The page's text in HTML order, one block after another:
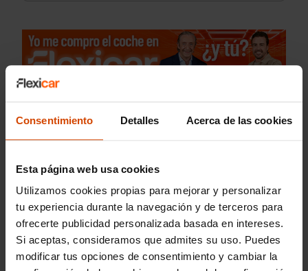
Consentimiento Detalles Acerca de las cookies
Esta página web usa cookies
Utilizamos cookies propias para mejorar y personalizar
tu experiencia durante la navegación y de terceros para
ofrecerte publicidad personalizada basada en intereses.
Si aceptas, consideramos que admites su uso. Puedes
modificar tus opciones de consentimiento y cambiar la
Guardar búsqueda
¡Guarda tu búsqueda!
¿No encuentras el coche que necesitas?
Te avisamos cuando lo tengamos.
Coches BMW de